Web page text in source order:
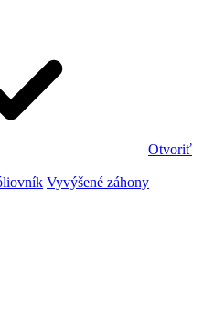
Otvoriť
Vyvýšené záhony